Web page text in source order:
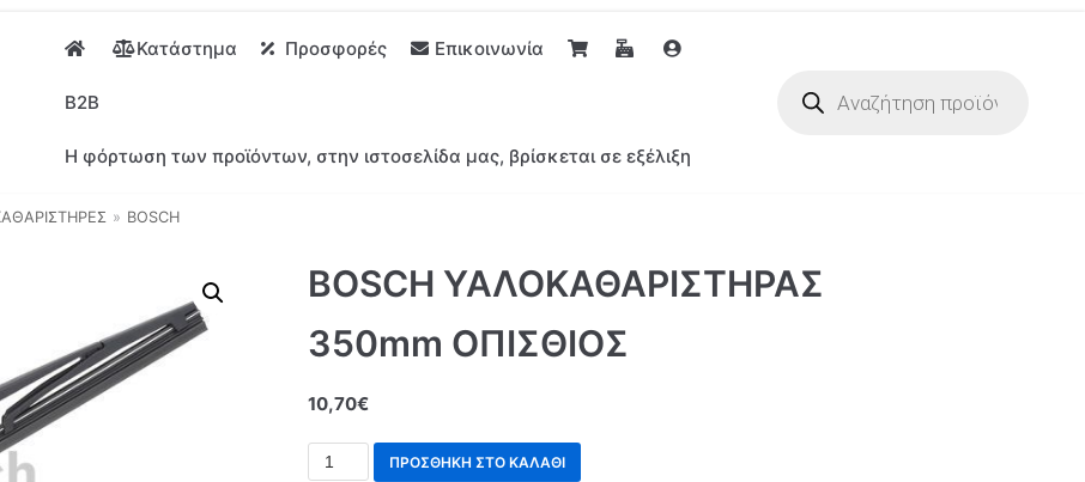
Κατάστημα Προσφορές Επικοινωνία
B2B
Η φόρτωση των προϊόντων, στην ιστοσελίδα μας, βρίσκεται σε εξέλιξη
» BOSCH
BOSCH ΥΑΛΟΚΑΘΑΡΙΣΤΗΡΑΣ
350mm ΟΠΙΣΘΙΟΣ
10,70€
ΠΡΟΣΘΉΚΗ ΣΤΟ ΚΑΛΆΘΙ